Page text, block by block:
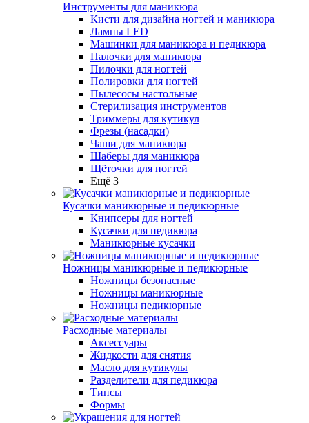
Инструменты для маникюра
Кисти для дизайна ногтей и маникюра
Лампы LED
Машинки для маникюра и педикюра
Палочки для маникюра
Пилочки для ногтей
Полировки для ногтей
Пылесосы настольные
Стерилизация инструментов
Триммеры для кутикул
Фрезы (насадки)
Чаши для маникюра
Шаберы для маникюра
Щёточки для ногтей
Ещё 3
Кусачки маникюрные и педикюрные
Книпсеры для ногтей
Кусачки для педикюра
Маникюрные кусачки
Ножницы маникюрные и педикюрные
Ножницы безопасные
Ножницы маникюрные
Ножницы педикюрные
Расходные материалы
Аксессуары
Жидкости для снятия
Масло для кутикулы
Разделители для педикюра
Типсы
Формы